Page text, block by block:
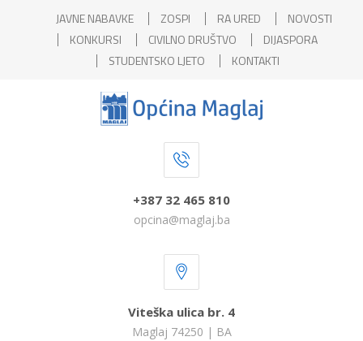
JAVNE NABAVKE ZOSPI RA URED
NOVOSTI
KONKURSI
CIVILNO DRUŠTVO
DIJASPORA
STUDENTSKO LJETO
KONTAKTI
+387 32 465 810
opcina@maglaj.ba
Viteška ulica br. 4
Maglaj 74250 | BA